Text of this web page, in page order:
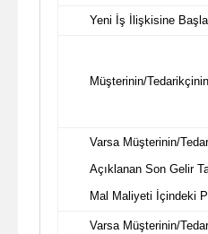
Yeni İş İlişkisine
Müşterinin/
Varsa Müşterinin/
Açıklanan Son Gelir
Mal Maliyeti İçindeki
Varsa Müşterinin/